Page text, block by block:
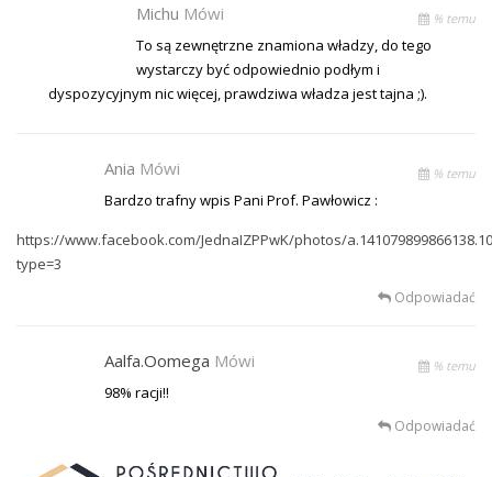
Michu Mówi % temu
To są zewnętrzne znamiona władzy, do tego
wystarczy być odpowiednio podłym i
dyspozycyjnym nic więcej, prawdziwa władza jest tajna ;).
Ania Mówi % temu
Bardzo trafny wpis Pani Prof. Pawłowicz :
https://www.facebook.com/JednaIZPPwK/photos/
type=3
Odpowiadać
Aalfa.oomega Mówi % temu
98% racji!!
Odpowiadać